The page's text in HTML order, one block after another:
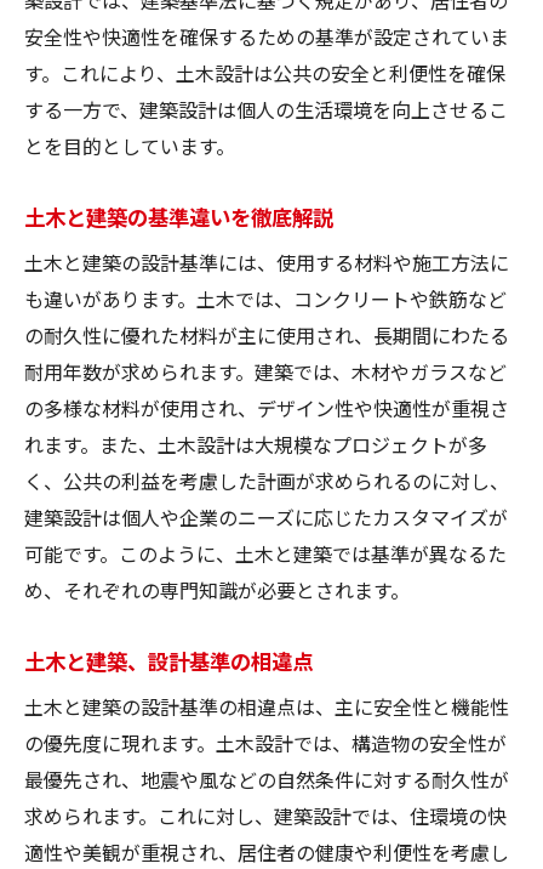
安全性や快適性を確保するための基準が設定されていま
す。これにより、土木設計は公共の安全と利便性を確保
する一方で、建築設計は個人の生活環境を向上させるこ
とを目的としています。
土木と建築の基準違いを徹底解説
土木と建築の設計基準には、使用する材料や施工方法に
も違いがあります。土木では、コンクリートや鉄筋など
の耐久性に優れた材料が主に使用され、長期間にわたる
耐用年数が求められます。建築では、木材やガラスなど
の多様な材料が使用され、デザイン性や快適性が重視さ
れます。また、土木設計は大規模なプロジェクトが多
く、公共の利益を考慮した計画が求められるのに対し、
建築設計は個人や企業のニーズに応じたカスタマイズが
可能です。このように、土木と建築では基準が異なるた
め、それぞれの専門知識が必要とされます。
土木と建築、設計基準の相違点
土木と建築の設計基準の相違点は、主に安全性と機能性
の優先度に現れます。土木設計では、構造物の安全性が
最優先され、地震や風などの自然条件に対する耐久性が
求められます。これに対し、建築設計では、住環境の快
適性や美観が重視され、居住者の健康や利便性を考慮し